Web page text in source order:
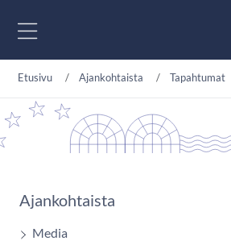
Etusivu Ajankohtaista Tapahtumat
Ajankohtaista
Media